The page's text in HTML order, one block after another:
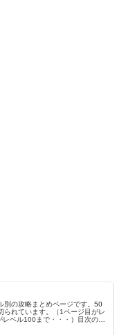
別の攻略まとめページです。50
られています。（1ページ目がレ
ベル100まで・・・）目次のリ